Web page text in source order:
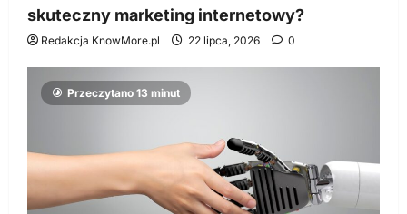
skuteczny marketing internetowy?
Redakcja KnowMore.pl 22 lipca, 2026 0
Przeczytano 13 minut